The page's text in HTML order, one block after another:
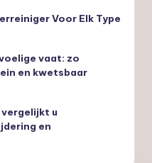
Voor Elk Type
vaat: zo
en kwetsbaar
u
en